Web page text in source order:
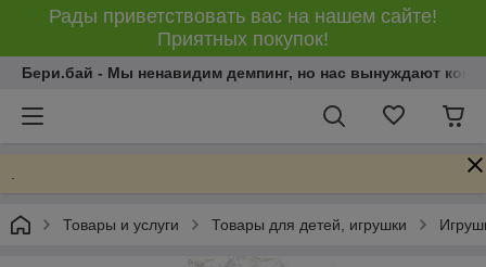
Рады приветствовать вас на нашем сайте!
Приятных покупок!
Бери.бай - Мы ненавидим демпинг, но нас вынуждают
Товары и услуги Товары для детей, игрушки